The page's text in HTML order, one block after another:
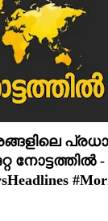
നോട്ടത്തിൽ -